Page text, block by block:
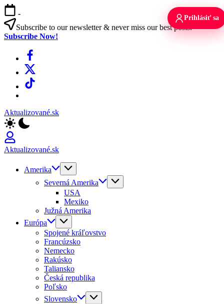
Skip
to
content
-
Subscribe to our newsletter & never miss our best posts.
Subscribe Now!
Facebook
X
TikTok
Aktualizované.sk
Aktualizované.sk
Amerika
Severná Amerika
USA
Mexiko
Južná Amerika
Európa
Spojené kráľovstvo
Francúzsko
Nemecko
Rakúsko
Taliansko
Česká republika
Poľsko
Slovensko
Prihlásiť sa